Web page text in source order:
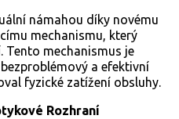
námahou díky novému
mechanismu, který
Tento mechanismus je
a efektivní
fyzické zatížení obsluhy.
Rozhraní